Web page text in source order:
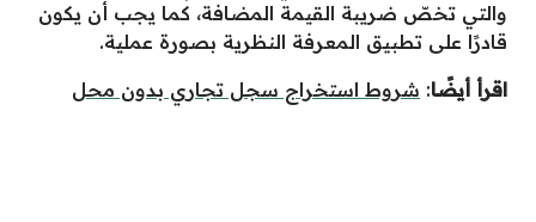
والتي تخصّ ضريبة القيمة المضافة، كما يجب أن يكون
قادرًا على تطبيق المعرفة النظرية بصورة عملية.
اقرأ أيضًا: شروط استخراج سجل تجاري بدون محل